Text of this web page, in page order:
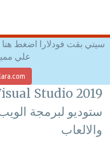
سيتي بقت فودلارا اضغط هنا
علي
ستوديو لبرمجة
والالعاب